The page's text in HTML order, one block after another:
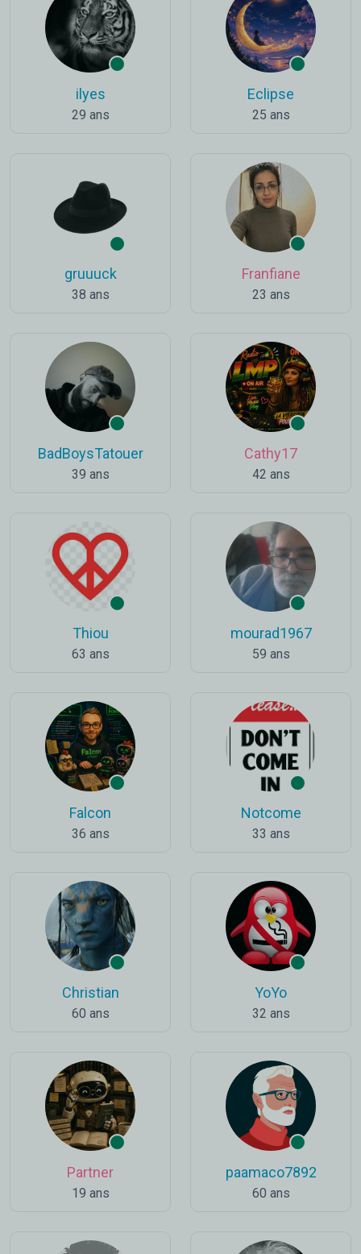
ilyes
29 ans
Eclipse
25 ans
gruuuck
38 ans
Franfiane
23 ans
BadBoysTatouer
39 ans
Cathy17
42 ans
Thiou
63 ans
mourad1967
59 ans
Falcon
36 ans
Notcome
33 ans
Christian
60 ans
YoYo
32 ans
Partner
19 ans
paamaco7892
60 ans